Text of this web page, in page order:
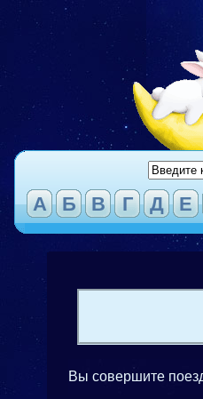
А Б В Г Д Е
Вы совершите